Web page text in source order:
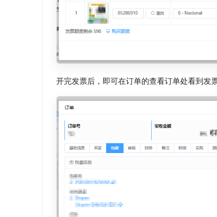
开完发票后，即可在订单的查看订单处看到发